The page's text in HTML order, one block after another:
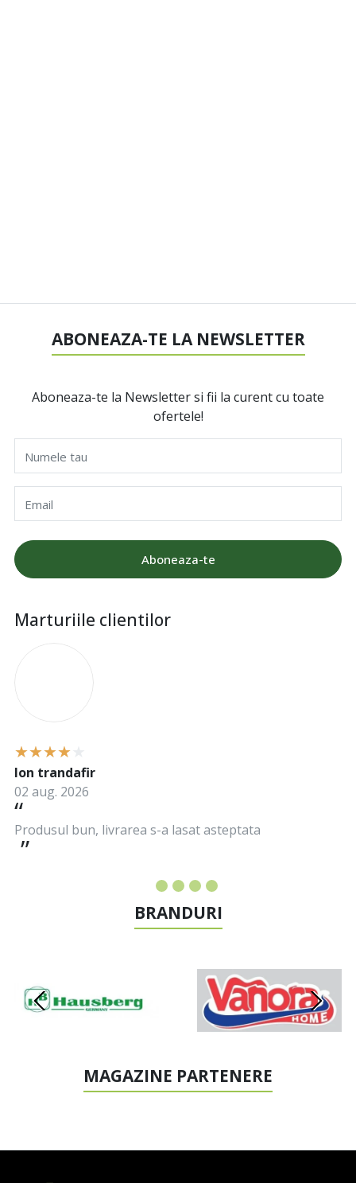
ABONEAZA-TE LA NEWSLETTER
Aboneaza-te la Newsletter si fii la curent cu toate
ofertele!
Numele tau
Email
Aboneaza-te
Marturiile clientilor
Produsul bun, livrarea s-a lasat asteptata
Ion trandafir
02 aug. 2026
BRANDURI
MAGAZINE PARTENERE